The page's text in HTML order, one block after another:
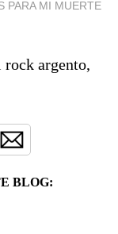
PARA MI MUERTE
argento,
BLOG: